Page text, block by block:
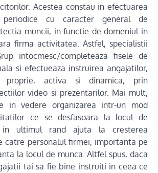
Acestea constau in efectuarea
cu caracter general de
muncii, in functie de domeniul in
firma activitatea. Astfel, specialistii
intocmesc/completeaza fisele de
si efectueaza instruirea angajatilor,
proprie, activa si dinamica, prin
video si prezentarilor. Mai mult,
in vedere organizarea intr-un mod
ce se desfasoara la locul de
ultimul rand ajuta la cresterea
catre personalul firmei, importanta pe
la locul de munca. Altfel spus, daca
tai sa fie bine instruiti in ceea ce